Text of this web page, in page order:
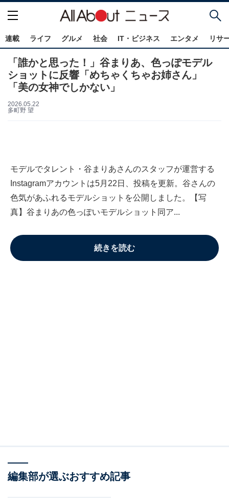
連載 ライフ グルメ 社会 IT・ビジネス エンタメ リサ
「誰かと思った！」谷まりあ、色っぽモデル
ショットに反響「めちゃくちゃお姉さん」
「美の女神でしかない」
2026.05.22
多町野 望
モデルでタレント・谷まりあさんのスタッフが運営する
Instagramアカウントは5月22日、投稿を更新。谷さんの
色気があふれるモデルショットを公開しました。【写
真】谷まりあの色っぽいモデルショット同ア...
続きを読む
編集部が選ぶおすすめ記事